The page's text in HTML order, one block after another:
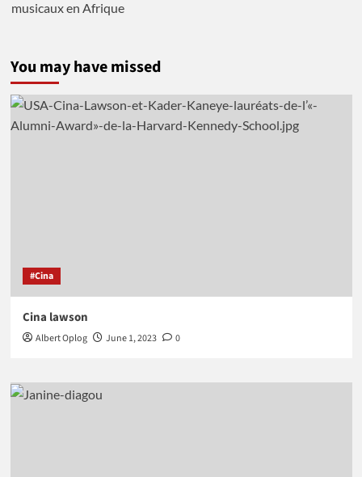
You may have missed
#Cina
Cina lawson
Albert Oplog June 1, 2023 0